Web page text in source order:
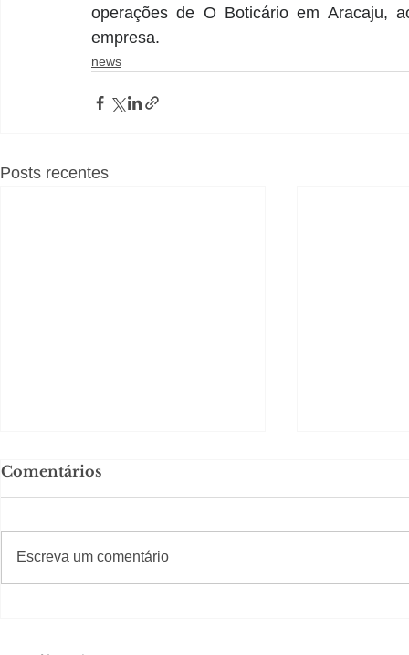
operações de O Boticário em Aracaju,
empresa.
news
Posts recentes
Comentários
Escreva um comentário